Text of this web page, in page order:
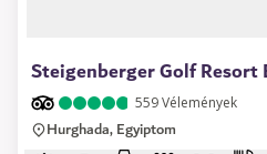
Steigenberger Golf Resort
559Vélemények
Hurghada, Egyiptom